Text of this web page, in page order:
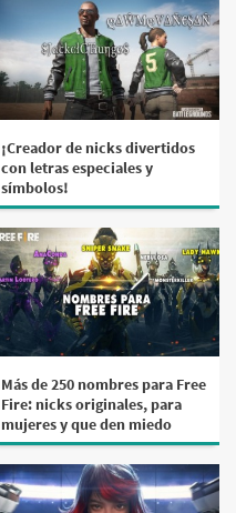
¡Creador de nicks divertidos
con letras especiales y
símbolos!
Más de 250 nombres para Free
Fire: nicks originales, para
mujeres y que den miedo